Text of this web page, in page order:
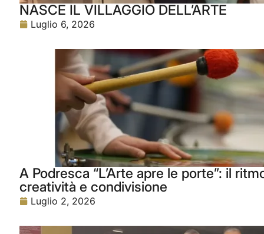
NASCE IL VILLAGGIO DELL’ARTE
Luglio 6, 2026
A Podresca “L’Arte apre le porte”: il
creatività e condivisione
Luglio 2, 2026